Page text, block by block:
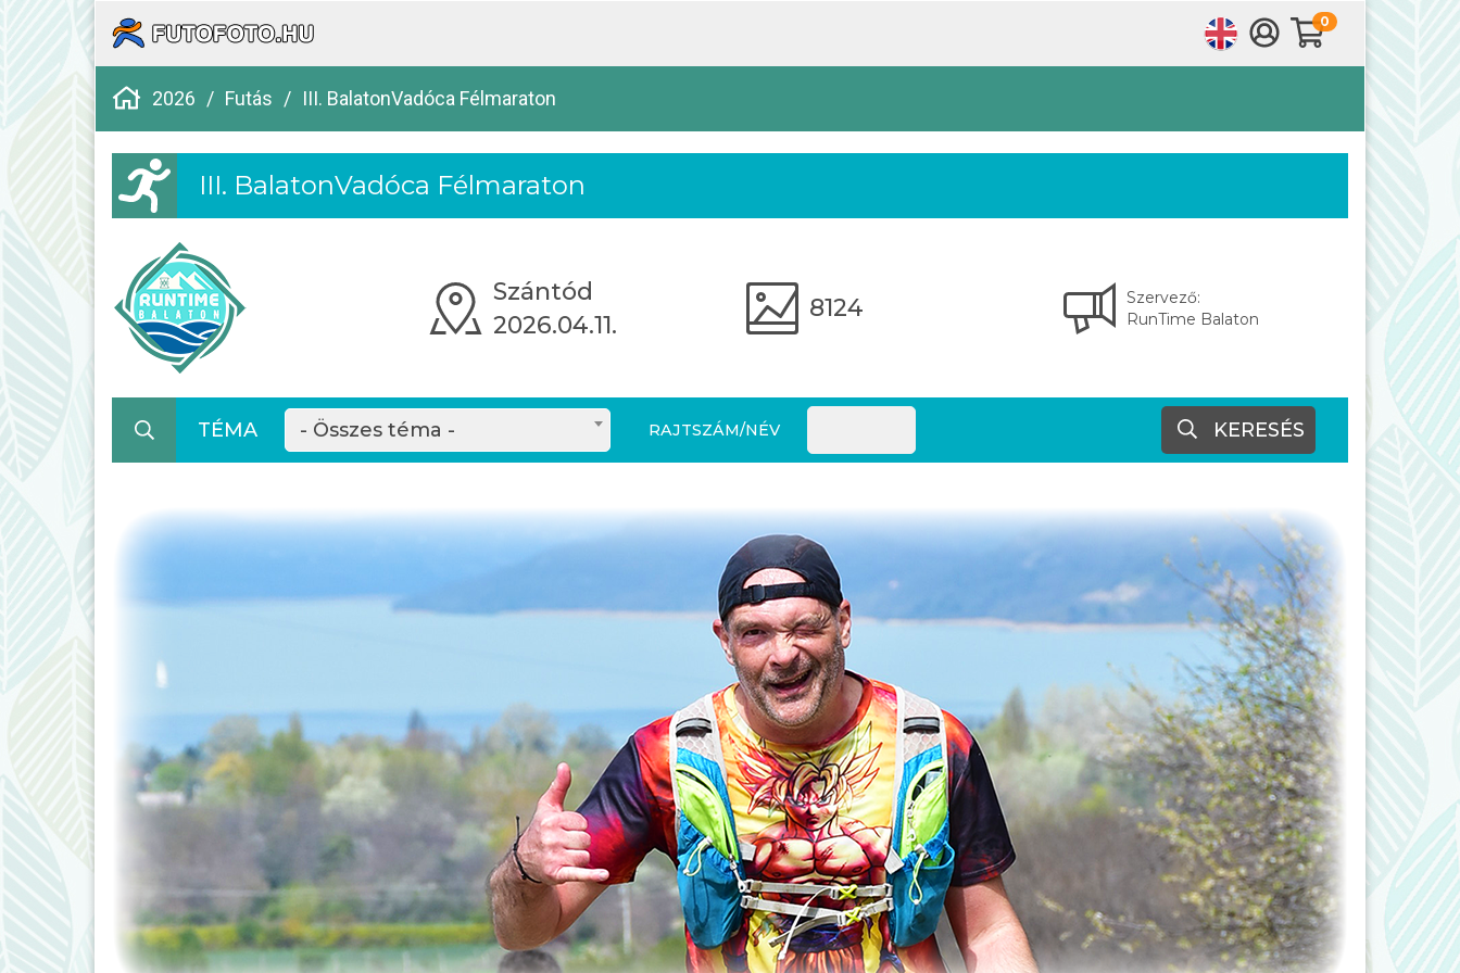
0
2026 / Futás / III. BalatonVadóca Félmaraton
III. BalatonVadóca Félmaraton
Szántód
2026.04.11.
8124
Szervező:
RunTime Balaton
TÉMA - Összes téma - RAJTSZÁM/NÉV KERESÉS